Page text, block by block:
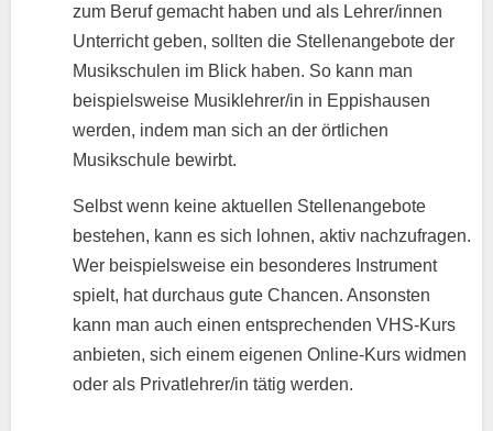
zum Beruf gemacht haben und als Lehrer/innen
Unterricht geben, sollten die Stellenangebote der
Musikschulen im Blick haben. So kann man
beispielsweise Musiklehrer/in in Eppishausen
werden, indem man sich an der örtlichen
Musikschule bewirbt.
Selbst wenn keine aktuellen Stellenangebote
bestehen, kann es sich lohnen, aktiv nachzufragen.
Wer beispielsweise ein besonderes Instrument
spielt, hat durchaus gute Chancen. Ansonsten
kann man auch einen entsprechenden VHS-Kurs
anbieten, sich einem eigenen Online-Kurs widmen
oder als Privatlehrer/in tätig werden.